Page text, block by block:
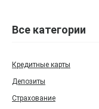
Все категории
Кредитные карты
Депозиты
Страхование